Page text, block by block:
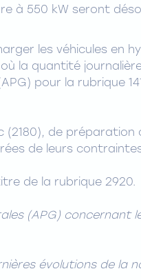
à 550 kW seront
les véhicules en
la quantité
pour la rubrique
de préparation
de leurs contraintes
de la rubrique 2920.
(APG) concernant
évolutions de la